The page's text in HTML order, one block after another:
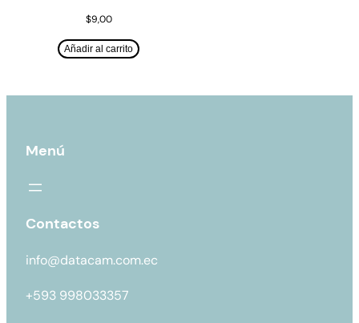
$9,00
Añadir al carrito
Menú
Contactos
info@datacam.com.ec
+593 998033357